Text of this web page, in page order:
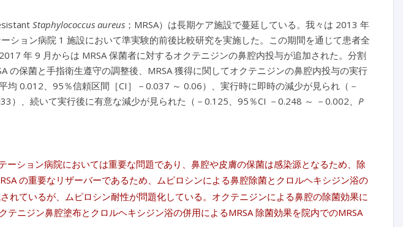
Staphylococcus aureus ；MRSA）は長期ケア施設で蔓延している。我々は 2013 年
ション病院 1 施設において準実験的前後比較研究を実施した。この期間を通じて患者全
年 9 月からは MRSA 保菌者に対するオクテニジンの鼻腔内投与が追加された。分割
の保菌と手指衛生遵守の調整後、MRSA 獲得に関してオクテニジンの鼻腔内投与の実行
均 0.012、95％信頼区間［CI］－0.037 ～ 0.06）、実行時に即時の減少が見られ（－
）、続いて実行後に有意な減少が見られた（－0.125、95％CI －0.248 ～ －0.002、 P
ーション病院においては重要な問題であり、鼻腔や皮膚の保菌は感染源となるため、除
の重要なリザーバーであるため、ムピロシンによる鼻腔除菌とクロルヘキシジン浴の
れているが、ムピロシン耐性が問題化している。オクテニジンによる鼻腔の除菌効果に
ニジン鼻腔塗布とクロルヘキシジン浴の併用によるMRSA 除菌効果を院内でのMRSA